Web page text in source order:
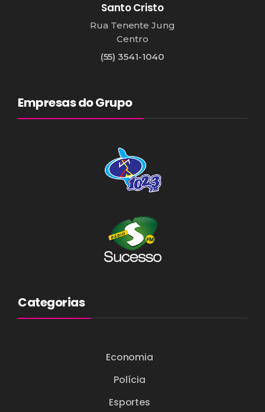
Santo Cristo
Rua Tenente Jung
Centro
(55) 3541-1040
Empresas do Grupo
Categorias
Economia
Polícia
Esportes